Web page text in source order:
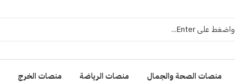
منصات الصحة والجمال منصات الرياضة منصات الخرج